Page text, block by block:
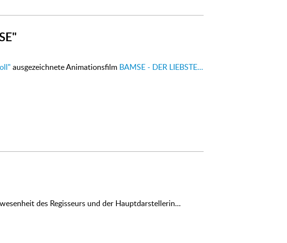
ausgezeichnete Animationsfilm BAMSE - DER LIEBSTE...
des Regisseurs und der Hauptdarstellerin...